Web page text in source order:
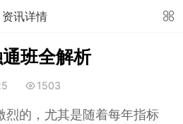
资讯详情
班全解析
1503
烈的，尤其是随着每年指标